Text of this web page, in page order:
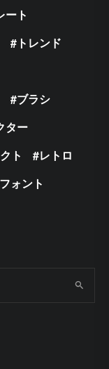
ート
トレンド
ブラシ
ター
ト
レトロ
ォント